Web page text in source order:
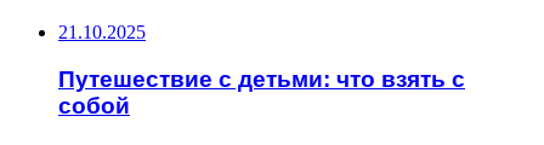
21.10.2025
Путешествие с детьми: что взять с
собой